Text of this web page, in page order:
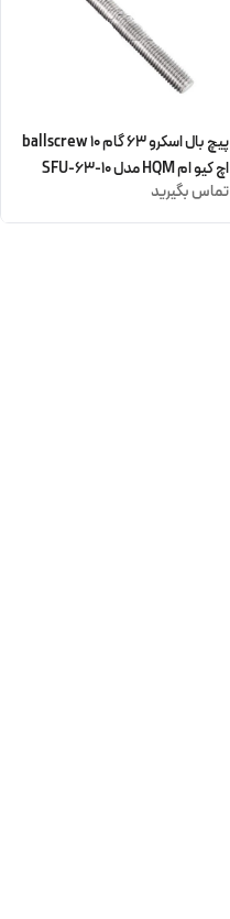
پیچ بال اسکرو 63 گام 10 ballscrew
اچ کیو ام HQM مدل SFU-63-10
(زنگار دارد) (اورجینال وارداتی)
تماس بگیرید